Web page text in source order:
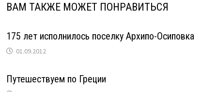
ВАМ ТАКЖЕ МОЖЕТ ПОНРАВИТЬСЯ
175 лет исполнилось поселку Архипо-Осиповка
01.09.2012
Путешествуем по Греции